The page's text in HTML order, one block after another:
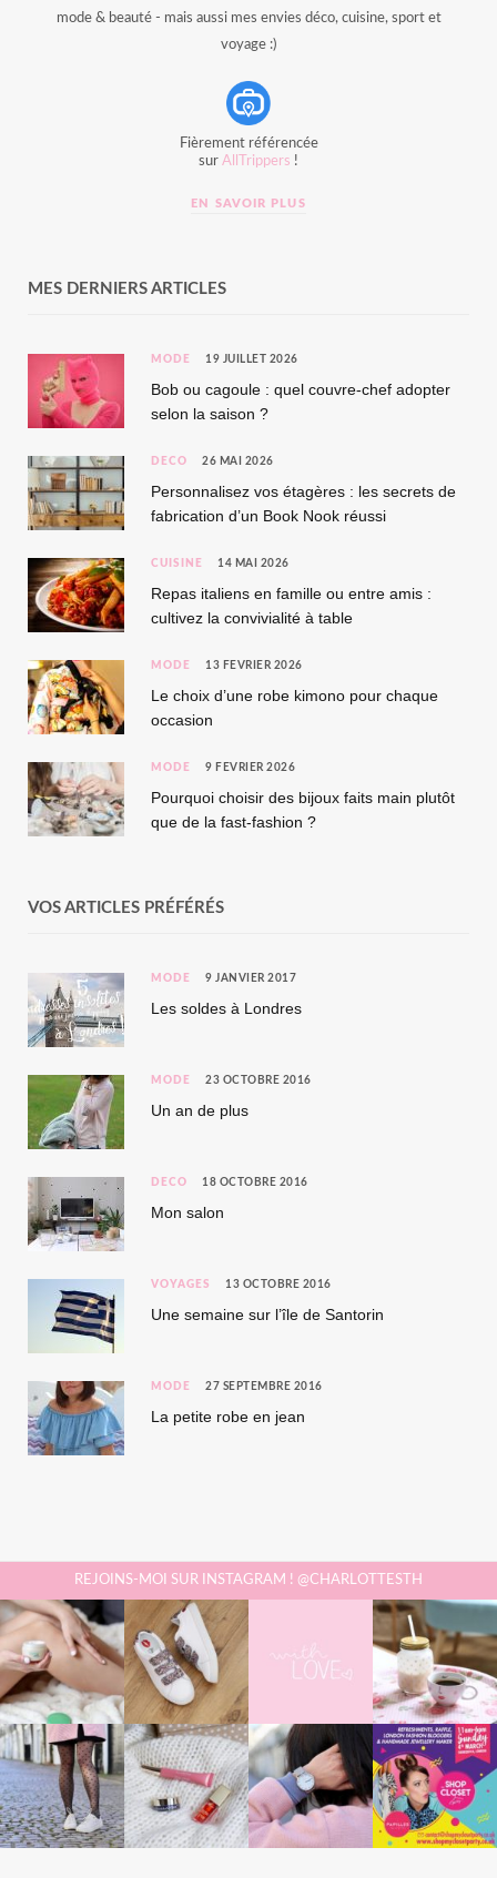
mode & beauté - mais aussi mes envies déco, cuisine, sport et
voyage :)
Fièrement référencée
sur AllTrippers !
EN SAVOIR PLUS
MES DERNIERS ARTICLES
MODE 19 JUILLET 2026
Bob ou cagoule : quel couvre-chef adopter
selon la saison ?
DÉCO 26 MAI 2026
Personnalisez vos étagères : les secrets de
fabrication d’un Book Nook réussi
CUISINE 14 MAI 2026
Repas italiens en famille ou entre amis :
cultivez la convivialité à table
MODE 13 FÉVRIER 2026
Le choix d’une robe kimono pour chaque
occasion
MODE 9 FÉVRIER 2026
Pourquoi choisir des bijoux faits main plutôt
que de la fast-fashion ?
VOS ARTICLES PRÉFÉRÉS
MODE 9 JANVIER 2017
Les soldes à Londres
MODE 23 OCTOBRE 2016
Un an de plus
DÉCO 18 OCTOBRE 2016
Mon salon
VOYAGES 13 OCTOBRE 2016
Une semaine sur l’île de Santorin
MODE 27 SEPTEMBRE 2016
La petite robe en jean
REJOINS-MOI SUR INSTAGRAM ! @CHARLOTTESTH